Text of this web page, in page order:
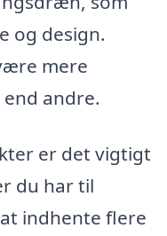
og design.
mere
andre.
er det vigtigt
du har til
indhente flere